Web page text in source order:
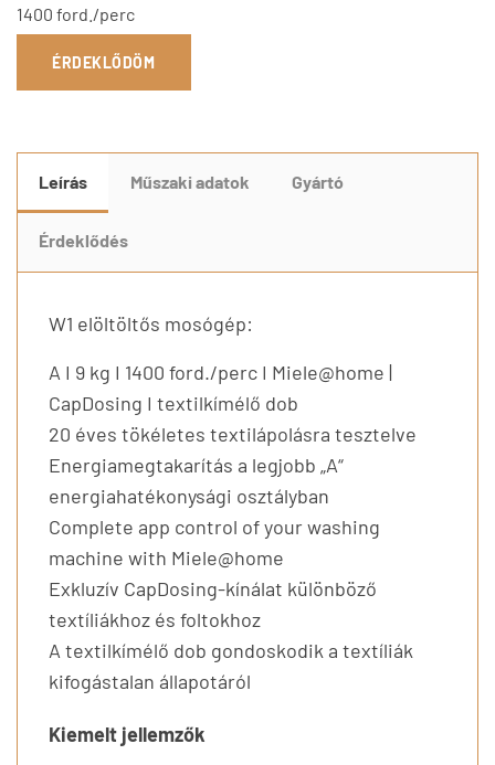
1400 ford./perc
ÉRDEKLŐDÖM
Leírás Műszaki adatok Gyártó
Érdeklődés
W1 elöltöltős mosógép:
A I 9 kg I 1400 ford./perc I Miele@home |
CapDosing I textilkímélő dob
20 éves tökéletes textilápolásra tesztelve
Energiamegtakarítás a legjobb „A“
energiahatékonysági osztályban
Complete app control of your washing
machine with Miele@home
Exkluzív CapDosing-kínálat különböző
textíliákhoz és foltokhoz
A textilkímélő dob gondoskodik a textíliák
kifogástalan állapotáról
Kiemelt jellemzők